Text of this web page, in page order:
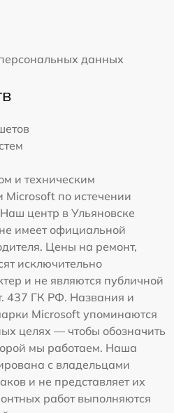
данных
и техническим
по истечении
центр в Ульяновске
имеет официальной
Цены на ремонт,
исключительно
и не являются публичной
437 ГК РФ. Названия и
Microsoft упоминаются
целях — чтобы обозначить
мы работаем. Наша
с владельцами
и не представляет их
работ выполняются